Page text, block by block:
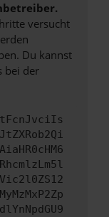
versucht
Du kannst
bei der